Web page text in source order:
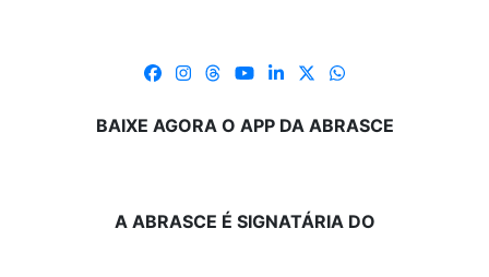
BAIXE AGORA O APP DA ABRASCE
A ABRASCE É SIGNATÁRIA DO